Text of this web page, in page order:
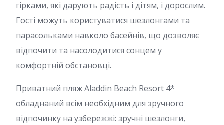
гірками, які дарують радість і дітям, і дорослим.
Гості можуть користуватися шезлонгами та
парасольками навколо басейнів, що дозволяє
відпочити та насолодитися сонцем у
комфортній обстановці.
Приватний пляж Aladdin Beach Resort 4*
обладнаний всім необхідним для зручного
відпочинку на узбережжі: зручні шезлонги,